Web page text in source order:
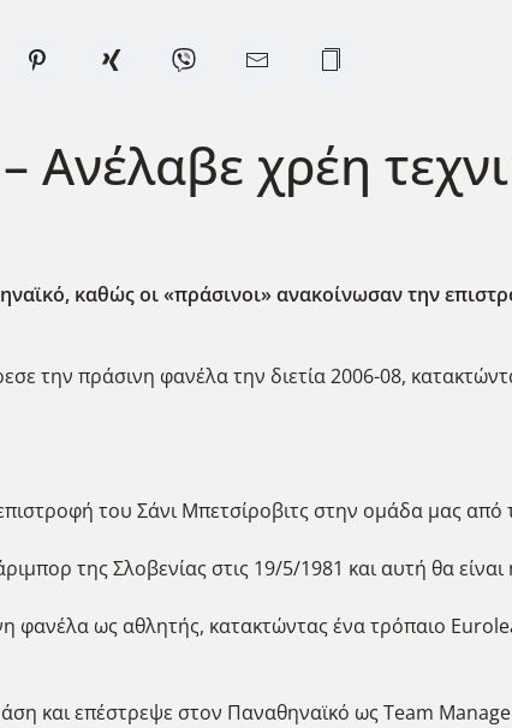
Ανέλαβε χρέη
καθώς οι «πράσινοι» ανακοίνωσαν την
την πράσινη φανέλα την διετία 2006-08,
του Σάνι Μπετσίροβιτς στην ομάδα μας από
της Σλοβενίας στις 19/5/1981 και αυτή θα
φανέλα ως αθλητής, κατακτώντας ένα τρόπαιο
και επέστρεψε στον Παναθηναϊκό ως Team